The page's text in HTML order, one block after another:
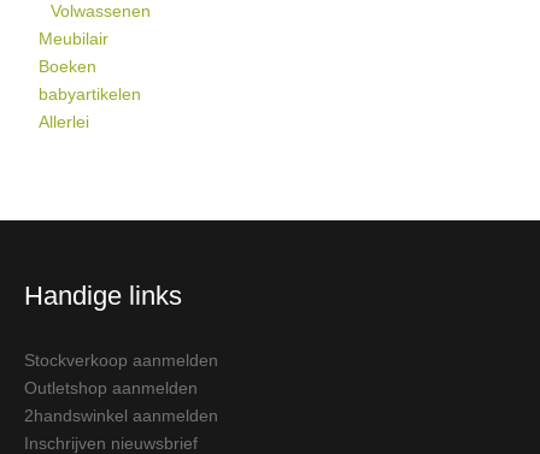
Volwassenen
Meubilair
Boeken
babyartikelen
Allerlei
Handige links
Stockverkoop aanmelden
Outletshop aanmelden
2handswinkel aanmelden
Inschrijven nieuwsbrief